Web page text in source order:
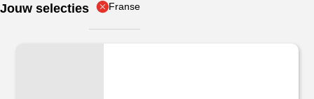
Jouw selecties Franse